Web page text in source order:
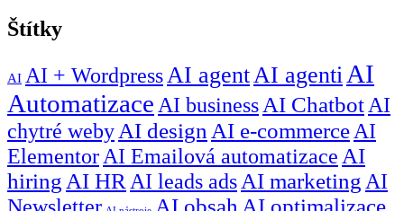
Štítky
AI AI + WordpressAI agentAI agenti AI
Automatizace AI business AI Chatbot AI
chytré weby AI design AI e-commerce AI
Elementor AI Emailová automatizace AI
hiring AI HR AI leads ads AI marketing AI
Newsletter
AI obsah AI optimalizace